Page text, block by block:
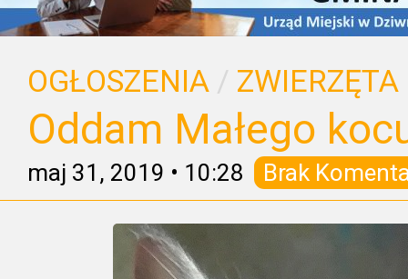
OGŁOSZENIA / ZWIERZĘTA
Oddam Małego
maj 31, 2019 • 10:28 Brak